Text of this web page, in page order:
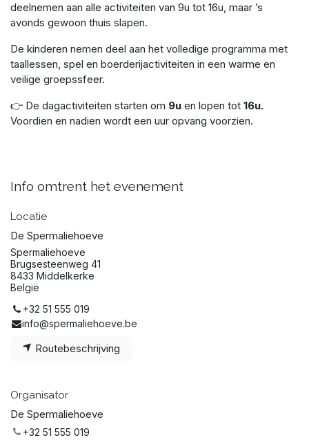
deelnemen aan alle activiteiten van 9u tot 16u, maar ’s
avonds gewoon thuis slapen.
De kinderen nemen deel aan het volledige programma met
taallessen, spel en boerderijactiviteiten in een warme en
veilige groepssfeer.
👉 De dagactiviteiten starten om 9u en lopen tot 16u.
Voordien en nadien wordt een uur opvang voorzien.
Info omtrent het evenement
Locatie
De Spermaliehoeve
Spermaliehoeve
Brugsesteenweg 41
8433 Middelkerke
België
+32 51 555 019
info@spermaliehoeve.be
Routebeschrijving
Organisator
De Spermaliehoeve
+32 51 555 019